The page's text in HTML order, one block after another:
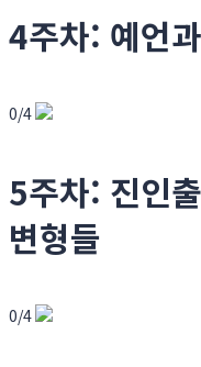
4주차: 예언
0/4
5주차: 진인
변형들
0/4